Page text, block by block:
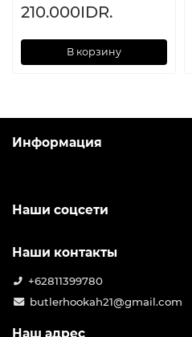
210.000IDR.
В корзину
Информация
Наши соцсети
Наши контакты
+62811399780
butlerhookah21@gmail.com
Наш адрес